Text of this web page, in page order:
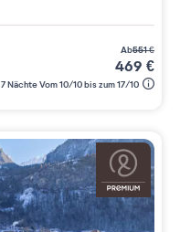
ab551€
469 €
7 Nächte Vom 10/10 bis zum 17/10